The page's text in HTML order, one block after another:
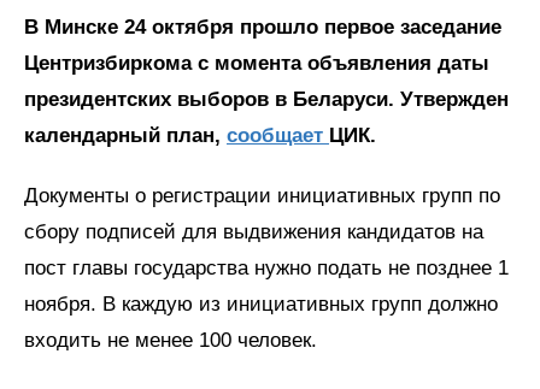
В Минске 24 октября прошло первое заседание
Центризбиркома с момента объявления даты
президентских выборов в Беларуси. Утвержден
календарный план, сообщает ЦИК.
Документы о регистрации инициативных групп по
сбору подписей для выдвижения кандидатов на
пост главы государства нужно подать не позднее 1
ноября. В каждую из инициативных групп должно
входить не менее 100 человек.